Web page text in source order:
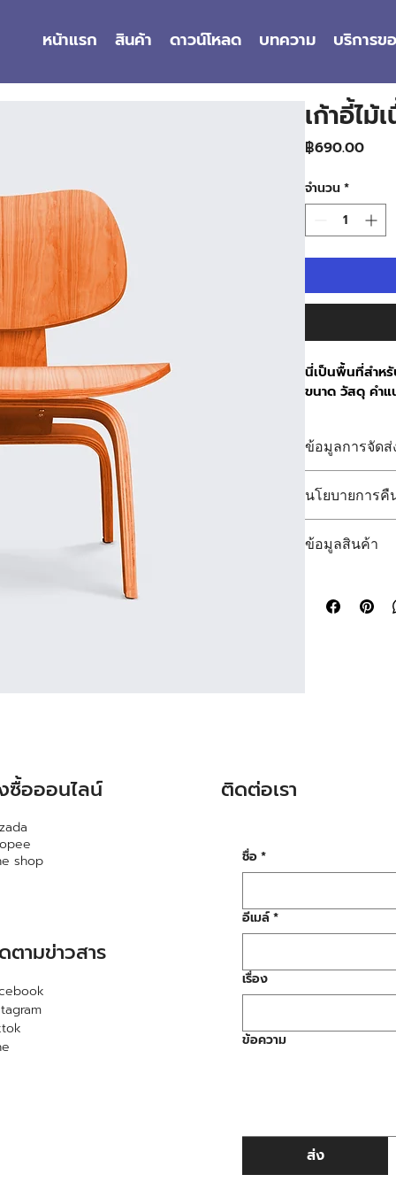
หน้าแรก สินค้า ดาวน์โหลด บทความ บริการข
เก้าอี้ไม้
฿690.00ราคา
จำนวน*
นี่เป็นพื้นที่สำห
ขนาด วัสดุ คำแ
ข้อมูลการจัดส่
บริการ
การให้ข้อมูลอย่า
สร้างความไว้วา
นโยบายการคื
สินค้าที่ซื้อไป
ขั้นตอน
ข้อมูลสินค้า
ดูแลรักษา
และค
ย้ำถึงสิ่งที่ทำให้
ตามข่าวสาร
ซื้อออนไลน์
shop
ชื่อ *
อีเมล์ *
เรื่อง
ข้อความ
ส่ง
ติดต่อเรา